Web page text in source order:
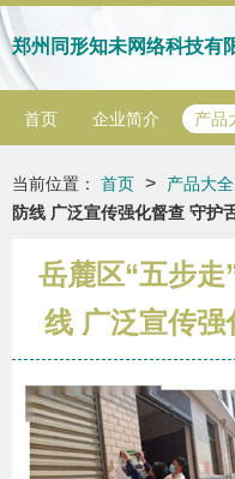
郑州同形知未网络科技有
首页 企业简介 产品
当前位置： 首页 > 产品大全
防线 广泛宣传强化督查 守护
岳麓区“五步
线 广泛宣传